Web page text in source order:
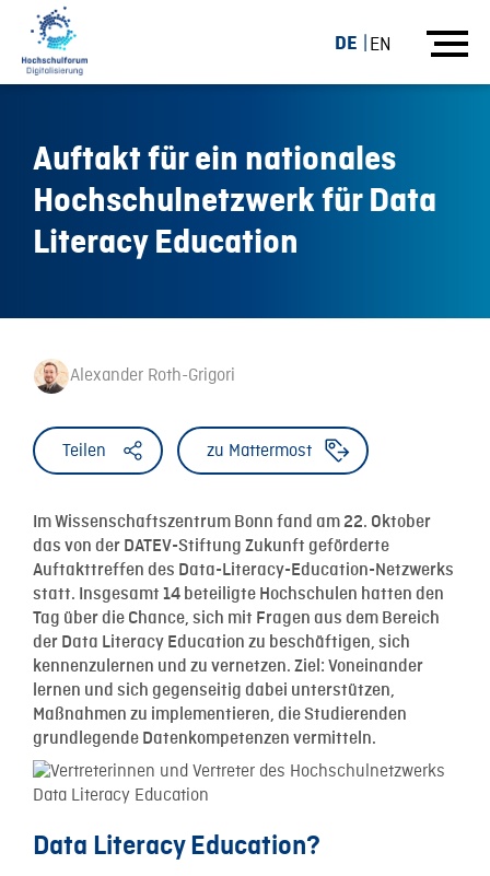
DE EN
Auftakt für ein nationales
Hochschulnetzwerk für Data
Literacy Education
Alexander Roth-Grigori
Teilen zu Mattermost
Im Wissenschaftszentrum Bonn fand am 22. Oktober
das von der DATEV-Stiftung Zukunft geförderte
Auftakttreffen des Data-Literacy-Education-Netzwerks
statt. Insgesamt 14 beteiligte Hochschulen hatten den
Tag über die Chance, sich mit Fragen aus dem Bereich
der Data Literacy Education zu beschäftigen, sich
kennenzulernen und zu vernetzen. Ziel: Voneinander
lernen und sich gegenseitig dabei unterstützen,
Maßnahmen zu implementieren, die Studierenden
grundlegende Datenkompetenzen vermitteln.
Data Literacy Education?